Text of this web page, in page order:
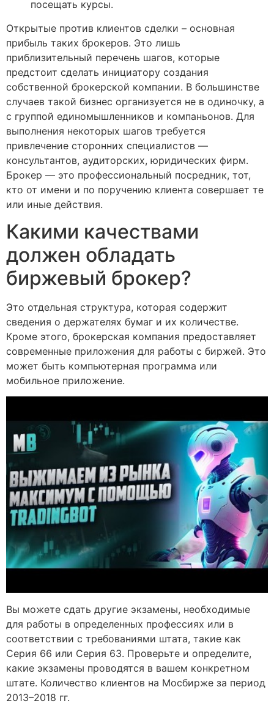
посещать курсы.
Открытые против клиентов сделки – основная
прибыль таких брокеров. Это лишь
приблизительный перечень шагов, которые
предстоит сделать инициатору создания
собственной брокерской компании. В большинстве
случаев такой бизнес организуется не в одиночку, а
с группой единомышленников и компаньонов. Для
выполнения некоторых шагов требуется
привлечение сторонних специалистов —
консультантов, аудиторских, юридических фирм.
Брокер — это профессиональный посредник, тот,
кто от имени и по поручению клиента совершает те
или иные действия.
Какими качествами
должен обладать
биржевый брокер?
Это отдельная структура, которая содержит
сведения о держателях бумаг и их количестве.
Кроме этого, брокерская компания предоставляет
современные приложения для работы с биржей. Это
может быть компьютерная программа или
мобильное приложение.
Вы можете сдать другие экзамены, необходимые
для работы в определенных профессиях или в
соответствии с требованиями штата, такие как
Серия 66 или Серия 63. Проверьте и определите,
какие экзамены проводятся в вашем конкретном
штате. Количество клиентов на Мосбирже за период
2013–2018 гг.